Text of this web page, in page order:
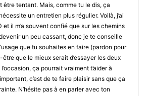
être tentant. Mais, comme tu le dis, ça
un entretien plus régulier. Voilà, j’ai
et il m’a souvent confié que sur les chemins
un peu cassant, donc je te conseille
que tu souhaites en faire (pardon pour
que le mieux serait d’essayer les deux
ça pourrait vraiment t’aider à
c’est de te faire plaisir sans que ça
N’hésite pas à en parler avec ton